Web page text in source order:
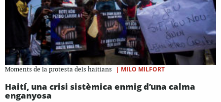
Moments de la protesta dels haitians | MILO MILFORT
Haití, una crisi sistèmica enmig d’una calma
enganyosa